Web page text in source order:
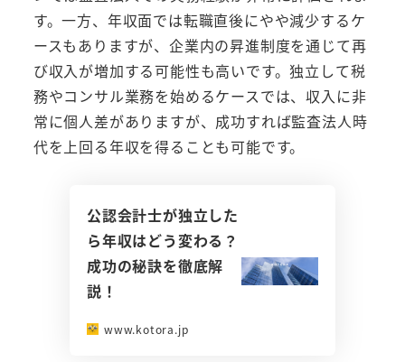
す。一方、年収面では転職直後にやや減少するケ
ースもありますが、企業内の昇進制度を通じて再
び収入が増加する可能性も高いです。独立して税
務やコンサル業務を始めるケースでは、収入に非
常に個人差がありますが、成功すれば監査法人時
代を上回る年収を得ることも可能です。
公認会計士が独立した
ら年収はどう変わる？
成功の秘訣を徹底解
説！
www.kotora.jp